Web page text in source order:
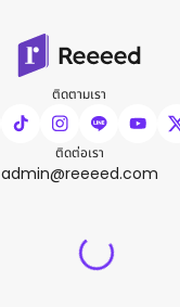
ติดตามเรา
ติดต่อเรา
admin@reeeed.com